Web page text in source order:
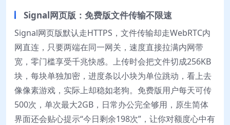
Signal网页版：免费版文件传输不限速
Signal网页版默认走HTTPS，文件传输却走WebRTC内
网直连，只要两端在同一网关，速度直接拉满内网带
宽，零门槛享受千兆快感。上传时会把文件切成256KB
块，每块单独加密，进度条以小块为单位跳动，看上去
像像素游戏，实际上却稳如老狗。免费版用户每天可传
500次，单次最大2GB，日常办公完全够用，原生简体
界面还会贴心提示“今日剩余198次”，让你对额度心中有